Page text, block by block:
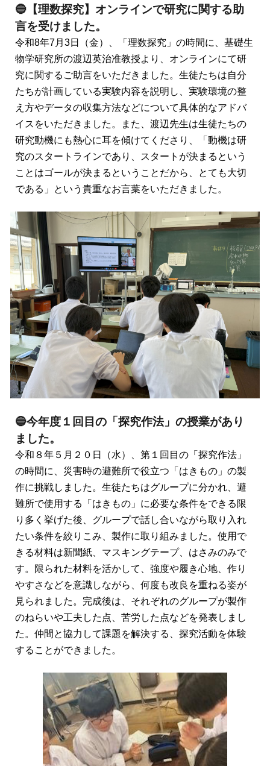
🔵【理数探究】オンラインで研究に関する助
言を受けました。
令和8年7月3日（金）、「理数探究」の時間に、基礎生
物学研究所の渡辺英治准教授より、オンラインにて研
究に関するご助言をいただきました。生徒たちは自分
たちが計画している実験内容を説明し、実験環境の整
え方やデータの収集方法などについて具体的なアドバ
イスをいただきました。また、渡辺先生は生徒たちの
研究動機にも熱心に耳を傾けてくださり、「動機は研
究のスタートラインであり、スタートが決まるという
ことはゴールが決まるということだから、とても大切
である」という貴重なお言葉をいただきました。
🔵今年度１回目の「探究作法」の授業があり
ました。
令和８年５月２０日（水）、第１回目の「探究作法」
の時間に、災害時の避難所で役立つ「はきもの」の製
作に挑戦しました。生徒たちはグループに分かれ、避
難所で使用する「はきもの」に必要な条件をできる限
り多く挙げた後、グループで話し合いながら取り入れ
たい条件を絞りこみ、製作に取り組みました。使用で
きる材料は新聞紙、マスキングテープ、はさみのみで
す。限られた材料を活かして、強度や履き心地、作り
やすさなどを意識しながら、何度も改良を重ねる姿が
見られました。完成後は、それぞれのグループが製作
のねらいや工夫した点、苦労した点などを発表しまし
た。仲間と協力して課題を解決する、探究活動を体験
することができました。